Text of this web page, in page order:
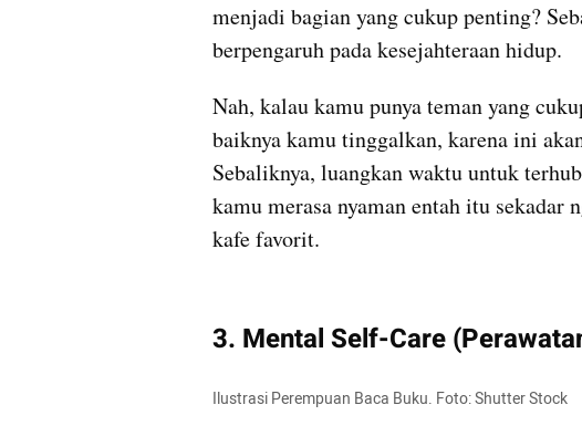
menjadi bagian yang cukup penting?
berpengaruh pada kesejahteraan hidup.
Nah, kalau kamu punya teman yang
baiknya kamu tinggalkan, karena ini
Sebaliknya, luangkan waktu untuk
kamu merasa nyaman entah itu
kafe favorit.
3. Mental Self-Care
Ilustrasi Perempuan Baca Buku. Foto: Shutter Stock